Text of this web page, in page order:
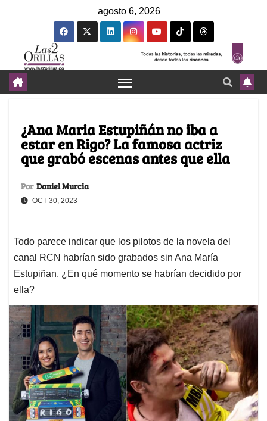
agosto 6, 2026
¿Ana Maria Estupiñán no iba a
estar en Rigo? La famosa actriz
que grabó escenas antes que ella
Por Daniel Murcia
OCT 30, 2023
Todo parece indicar que los pilotos de la novela del
canal RCN habrían sido grabados sin Ana María
Estupiñan. ¿En qué momento se habrían decidido por
ella?